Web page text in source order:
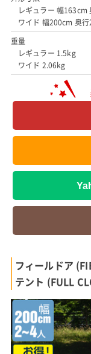
レギュラー 幅
ワイド 幅200cm 奥
重量
レギュラー 1.5kg
ワイド 2.06kg
フィールドア
テント (FULL